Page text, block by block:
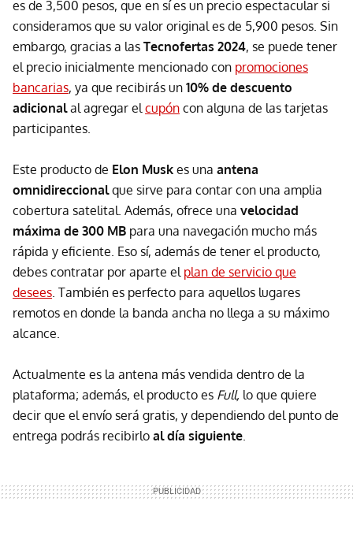
es de 3,500 pesos, que en sí es un precio espectacular si
consideramos que su valor original es de 5,900 pesos. Sin
embargo, gracias a las Tecnofertas 2024, se puede tener
el precio inicialmente mencionado con promociones
bancarias, ya que recibirás un 10% de descuento
adicionalal agregar elcupón con alguna de las tarjetas
participantes.
Este producto de Elon Musk es una antena
omnidireccionalque sirve para contar con una amplia
cobertura satelital. Además, ofrece una velocidad
máxima de 300 MB para una navegación mucho más
rápida y eficiente. Eso sí, además de tener el producto,
debes contratar por aparte el plan de servicio que
desees. También es perfecto para aquellos lugares
remotos en donde la banda ancha no llega a su máximo
alcance.
Actualmente es la antena más vendida dentro de la
plataforma; además, el producto es Full, lo que quiere
decir que el envío será gratis, y dependiendo del punto de
entrega podrás recibirlo al día siguiente.